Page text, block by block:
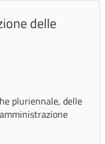
delle
pluriennale, delle